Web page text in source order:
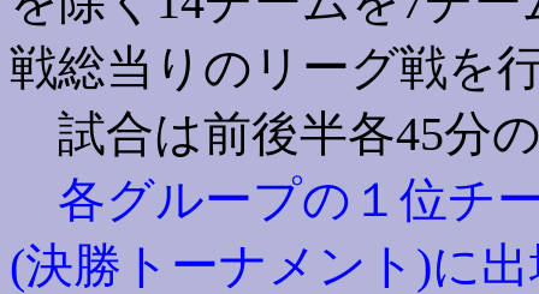
戦総当りのリーグ戦を
試合は前後半各45分
各グループの１位チ
(決勝トーナメント)に